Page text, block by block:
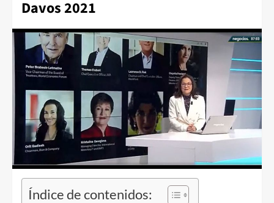
Davos 2021
Índice de contenidos: